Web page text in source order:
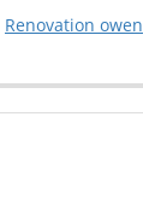
Renovation owen